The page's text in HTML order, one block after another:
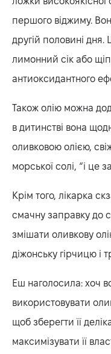
першого віджиму.
другій половині
лимонний сік або
антиоксидантного
Також олію можна
в дитинстві вона
оливковою олією,
морської солі, “і це
Крім того, лікарка
смачну заправку до
змішати оливкову
діжонську гірчицю і
Еш наголосила: хоч
використовувати
щоб зберегти її
максимізувати її